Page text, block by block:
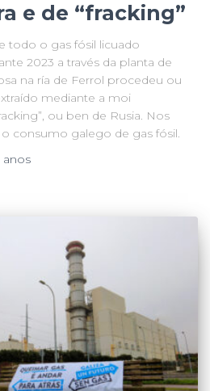
e de “fracking”
todo o gas fósil licuado
2023 a través da planta de
na ría de Ferrol procedeu ou
mediante a moi
ou ben de Rusia. Nos
consumo galego de gas fósil.
anos